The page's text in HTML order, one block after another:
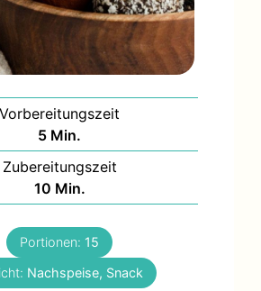
Vorbereitungszeit
5Minuten
Min.
Zubereitungszeit
10Minuten
Min.
Portionen: 15
Nachspeise, Snack